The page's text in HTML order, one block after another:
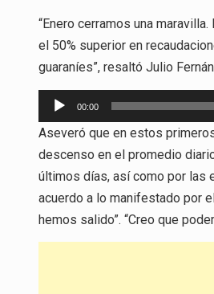
“Enero cerramos una
el 50% superior en
guaraníes”, resaltó Julio
Reproductor
de
audio
00:00
Aseveró que en estos
descenso en el promedio
últimos días, así como por las
acuerdo a lo manifestado por
hemos salido”. “Creo que